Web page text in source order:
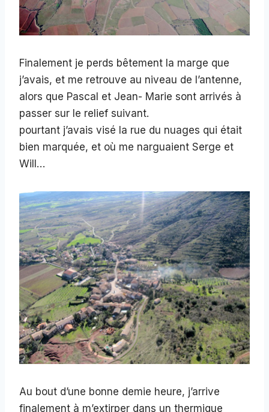
Finalement je perds bêtement la marge que
j’avais, et me retrouve au niveau de l’antenne,
alors que Pascal et Jean- Marie sont arrivés à
passer sur le relief suivant.
pourtant j’avais visé la rue du nuages qui était
bien marquée, et où me narguaient Serge et
Will…
Au bout d’une bonne demie heure, j’arrive
finalement à m’extirper dans un thermique